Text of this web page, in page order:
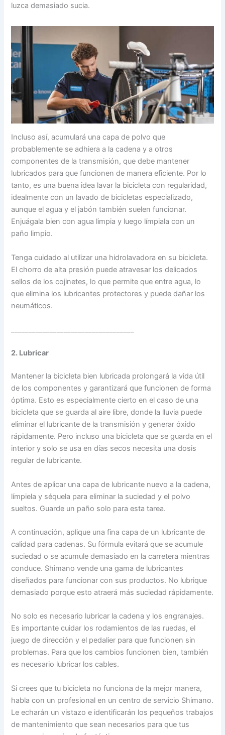
luzca demasiado sucia.
Incluso así, acumulará una capa de polvo que
probablemente se adhiera a la cadena y a otros
componentes de la transmisión, que debe mantener
lubricados para que funcionen de manera eficiente. Por lo
tanto, es una buena idea lavar la bicicleta con regularidad,
idealmente con un lavado de bicicletas especializado,
aunque el agua y el jabón también suelen funcionar.
Enjuágala bien con agua limpia y luego límpiala con un
paño limpio.
Tenga cuidado al utilizar una hidrolavadora en su bicicleta.
El chorro de alta presión puede atravesar los delicados
sellos de los cojinetes, lo que permite que entre agua, lo
que elimina los lubricantes protectores y puede dañar los
neumáticos.
2. Lubricar
Mantener la bicicleta bien lubricada prolongará la vida útil
de los componentes y garantizará que funcionen de forma
óptima. Esto es especialmente cierto en el caso de una
bicicleta que se guarda al aire libre, donde la lluvia puede
eliminar el lubricante de la transmisión y generar óxido
rápidamente. Pero incluso una bicicleta que se guarda en el
interior y solo se usa en días secos necesita una dosis
regular de lubricante.
Antes de aplicar una capa de lubricante nuevo a la cadena,
límpiela y séquela para eliminar la suciedad y el polvo
sueltos. Guarde un paño solo para esta tarea.
A continuación, aplique una fina capa de un lubricante de
calidad para cadenas. Su fórmula evitará que se acumule
suciedad o se acumule demasiado en la carretera mientras
conduce. Shimano vende una gama de lubricantes
diseñados para funcionar con sus productos. No lubrique
demasiado porque esto atraerá más suciedad rápidamente.
No solo es necesario lubricar la cadena y los engranajes.
Es importante cuidar los rodamientos de las ruedas, el
juego de dirección y el pedalier para que funcionen sin
problemas. Para que los cambios funcionen bien, también
es necesario lubricar los cables.
Si crees que tu bicicleta no funciona de la mejor manera,
habla con un profesional en un centro de servicio Shimano.
Le echarán un vistazo e identificarán los pequeños trabajos
de mantenimiento que sean necesarios para que tus